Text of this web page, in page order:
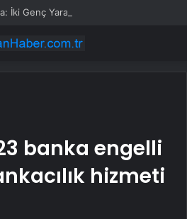
İki Genç Yaralı
banka engelli
hizmeti